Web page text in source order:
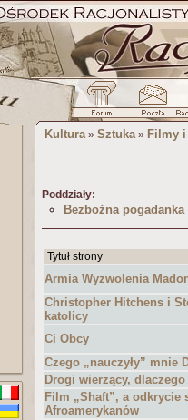
Kultura» Sztuka» Filmy
Poddziały:
Bezbożna pogadanka
Tytuł strony
Armia Wyzwolenia
Christopher Hitchens i
katolicy
Ci Obcy
Czego „nauczyły” mnie
Drogi wierzący,
Film „Shaft”, a odkrycie
Afroamerykanów